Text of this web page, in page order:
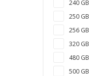
240 GB
250 GB
256 GB
320 GB
480 GB
500 GB